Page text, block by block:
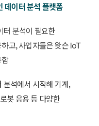
데이터 분석 플랫폼
터 분석이 필요한
고, 사업자들은 왓슨 IoT
석에서 시작해 기계,
봇 응용 등 다양한